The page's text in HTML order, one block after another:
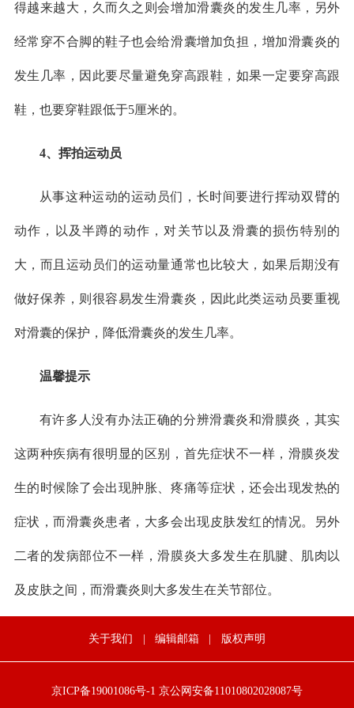
得越来越大，久而久之则会增加滑囊炎的发生几率，另外
经常穿不合脚的鞋子也会给滑囊增加负担，增加滑囊炎的
发生几率，因此要尽量避免穿高跟鞋，如果一定要穿高跟
鞋，也要穿鞋跟低于5厘米的。
4、挥拍运动员
从事这种运动的运动员们，长时间要进行挥动双臂的
动作，以及半蹲的动作，对关节以及滑囊的损伤特别的
大，而且运动员们的运动量通常也比较大，如果后期没有
做好保养，则很容易发生滑囊炎，因此此类运动员要重视
对滑囊的保护，降低滑囊炎的发生几率。
温馨提示
有许多人没有办法正确的分辨滑囊炎和滑膜炎，其实
这两种疾病有很明显的区别，首先症状不一样，滑膜炎发
生的时候除了会出现肿胀、疼痛等症状，还会出现发热的
症状，而滑囊炎患者，大多会出现皮肤发红的情况。另外
二者的发病部位不一样，滑膜炎大多发生在肌腱、肌肉以
及皮肤之间，而滑囊炎则大多发生在关节部位。
关于我们 | 编辑邮箱 | 版权声明
京ICP备19001086号-1 京公网安备11010802028087号